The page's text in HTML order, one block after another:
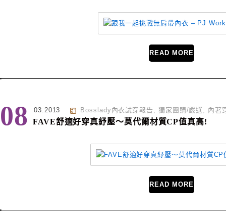
READ MORE
08 03.2013 Bosslady內衣試穿報告 , 獨家團購/嚴選, 內著
FAVE舒適好穿真紓壓～莫代爾材質CP值真高!
READ MORE